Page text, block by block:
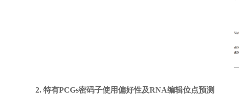
2. 特有PCGs密码子使用偏好性及RNA编辑位点预测